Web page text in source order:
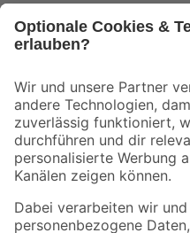
Der toom Newsletter: Keine
Zur Newsletter Anmeldung
Folge uns